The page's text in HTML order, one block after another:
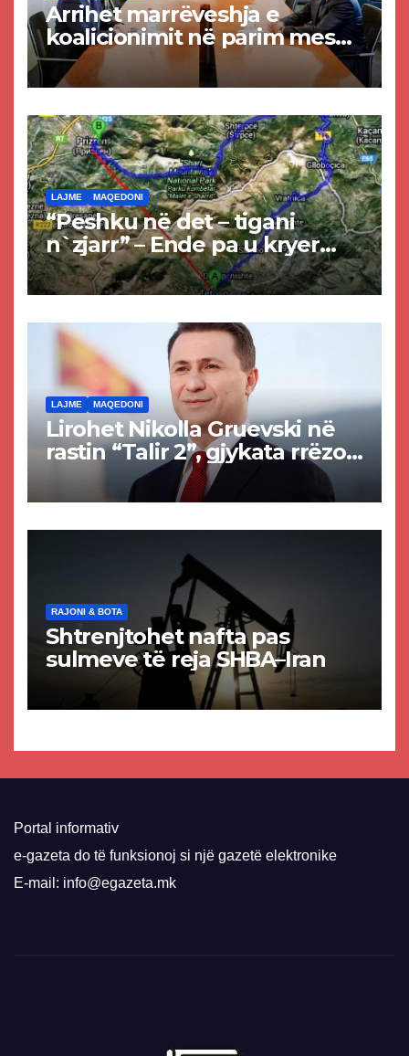
Arrihet marrëveshja e
koalicionimit në parim mes
Kurtit dhe Abdixhikut
LAJME MAQEDONI
“Peshku në det – tigani
n`zjarr” – Ende pa u kryer
projekti i tunelit, komuna e
Tetovës nis punimet për
LAJME MAQEDONI
Lirohet Nikolla Gruevski në
rastin “Talir 2”, gjykata rrëzon
akuzat për ndërtimin e
paligjshëm të selisë së
RAJONI & BOTA
Shtrenjtohet nafta pas
sulmeve të reja SHBA–Iran
Portal informativ
e-gazeta do të funksionoj si një gazetë elektronike
E-mail: info@egazeta.mk